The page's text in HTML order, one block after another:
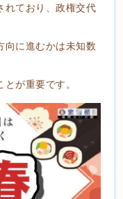
れており、政権交代
向に進むかは未知数
が重要です。